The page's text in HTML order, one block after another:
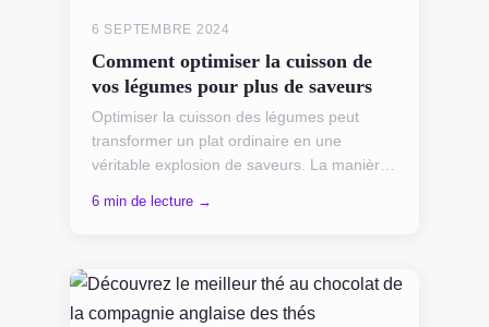
6 SEPTEMBRE 2024
Comment optimiser la cuisson de
vos légumes pour plus de saveurs
Optimiser la cuisson des légumes peut
transformer un plat ordinaire en une
véritable explosion de saveurs. La manière
seulement leur goût, mais a...
6 min de lecture →